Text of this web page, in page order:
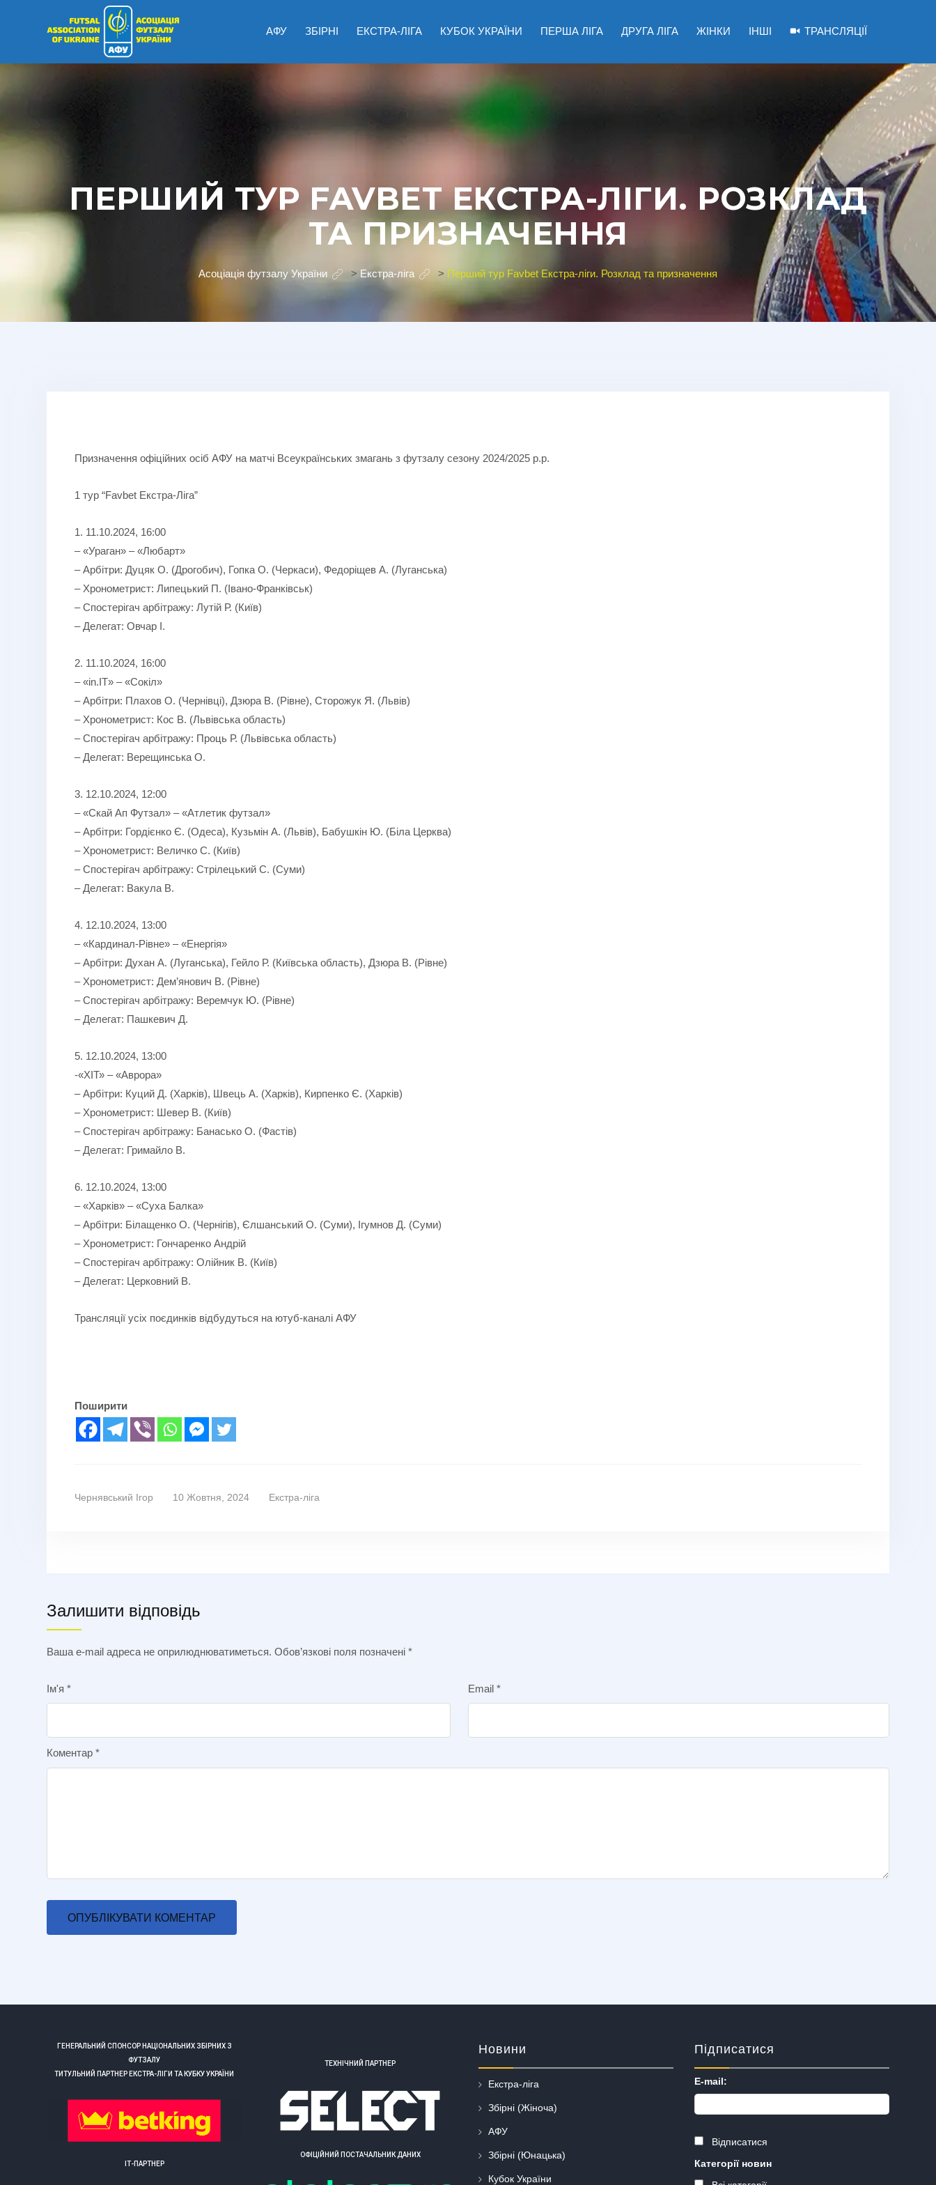
АФУ ЗБІРНІ ЕКСТРА-ЛІГА КУБОК УКРАЇНИ ПЕРША ЛІГА ДРУГА ЛІГА ЖІНКИ ІНШІ ТРАНСЛЯЦІЇ
ПЕРШИЙ ТУР FAVBET ЕКСТРА-ЛІГИ. РОЗКЛАД
ТА ПРИЗНАЧЕННЯ
Асоціація футзалу України > Екстра-ліга > Перший тур Favbet Екстра-ліги. Розклад та призначення
Призначення офіційних осіб АФУ на матчі Всеукраїнських змагань з футзалу сезону 2024/2025 р.р.
1 тур “Favbet Екстра-Ліга”
1. 11.10.2024, 16:00
– «Ураган» – «Любарт»
– Арбітри: Дуцяк О. (Дрогобич), Гопка О. (Черкаси), Федоріщев А. (Луганська)
– Хронометрист: Липецький П. (Івано-Франківськ)
– Спостерігач арбітражу: Лутій Р. (Київ)
– Делегат: Овчар І.
2. 11.10.2024, 16:00
– «in.IT» – «Сокіл»
– Арбітри: Плахов О. (Чернівці), Дзюра В. (Рівне), Сторожук Я. (Львів)
– Хронометрист: Кос В. (Львівська область)
– Спостерігач арбітражу: Проць Р. (Львівська область)
– Делегат: Верещинська О.
3. 12.10.2024, 12:00
– «Скай Ап Футзал» – «Атлетик футзал»
– Арбітри: Гордієнко Є. (Одеса), Кузьмін А. (Львів), Бабушкін Ю. (Біла Церква)
– Хронометрист: Величко С. (Київ)
– Спостерігач арбітражу: Стрілецький С. (Суми)
– Делегат: Вакула В.
4. 12.10.2024, 13:00
– «Кардинал-Рівне» – «Енергія»
– Арбітри: Духан А. (Луганська), Гейло Р. (Київська область), Дзюра В. (Рівне)
– Хронометрист: Дем’янович В. (Рівне)
– Спостерігач арбітражу: Веремчук Ю. (Рівне)
– Делегат: Пашкевич Д.
5. 12.10.2024, 13:00
-«ХІТ» – «Аврора»
– Арбітри: Куций Д. (Харків), Швець А. (Харків), Кирпенко Є. (Харків)
– Хронометрист: Шевер В. (Київ)
– Спостерігач арбітражу: Банасько О. (Фастів)
– Делегат: Гримайло В.
6. 12.10.2024, 13:00
– «Харків» – «Суха Балка»
– Арбітри: Білащенко О. (Чернігів), Єлшанський О. (Суми), Ігумнов Д. (Суми)
– Хронометрист: Гончаренко Андрій
– Спостерігач арбітражу: Олійник В. (Київ)
– Делегат: Церковний В.
Трансляції усіх поєдинків відбудуться на ютуб-каналі АФУ
Поширити
Чернявський Ігор 10 Жовтня, 2024 Екстра-ліга
Залишити відповідь
Ваша e-mail адреса не оприлюднюватиметься. Обов’язкові поля позначені *
Ім'я * Email *
Коментар *
ГЕНЕРАЛЬНИЙ СПОНСОР НАЦІОНАЛЬНИХ ЗБІРНИХ З
ФУТЗАЛУ
ТИТУЛЬНИЙ ПАРТНЕР ЕКСТРА-ЛІГИ ТА КУБКУ УКРАЇНИ
ІТ-ПАРТНЕР
ТЕХНІЧНИЙ ПАРТНЕР
ОФІЦІЙНИЙ ПОСТАЧАЛЬНИК ДАНИХ
Новини
Екстра-ліга
Збірні (Жіноча)
АФУ
Збірні (Юнацька)
Кубок України
Підписатися
E-mail:
Відписатися
Категорії новин